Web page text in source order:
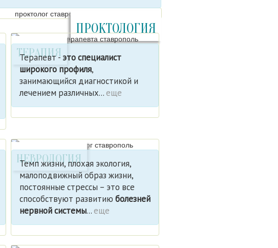
ПРОКТОЛОГИЯ
ТЕРАПИЯ
Терапевт - это специалист
широкого профиля,
занимающийся диагностикой и
лечением различных...еще
НЕВРОЛОГИЯ
Темп жизни, плохая экология,
малоподвижный образ жизни,
постоянные стрессы – это все
способствуют развитию болезней
нервной системы...еще